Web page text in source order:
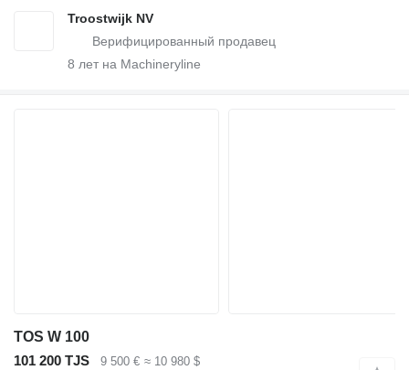
Troostwijk NV
8 лет на Machineryline
TOS W 100
101 200 TJS
9 500 € ≈ 10 980 $